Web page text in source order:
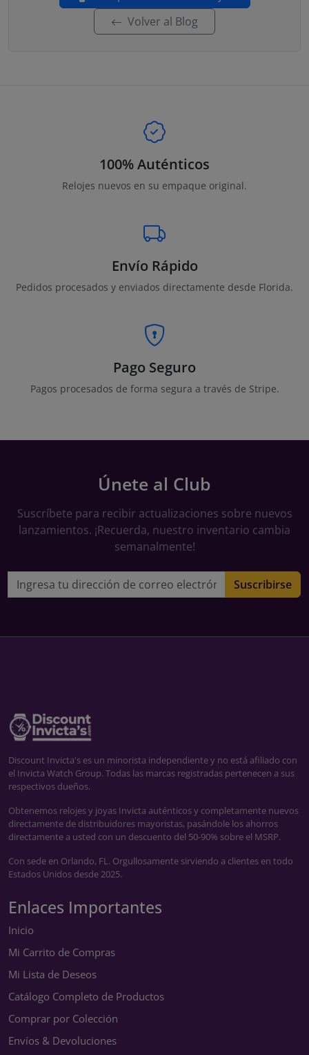
Volver al Blog
100% Auténticos
Relojes nuevos en su empaque original.
Envío Rápido
Pedidos procesados y enviados directamente desde Florida.
Pago Seguro
Pagos procesados de forma segura a través de Stripe.
Únete al Club
Suscríbete para recibir actualizaciones sobre nuevos
lanzamientos. ¡Recuerda, nuestro inventario cambia
semanalmente!
Dirección de correo electrónico Suscribirse
Discount Invicta's es un minorista independiente y no está afiliado con
el Invicta Watch Group. Todas las marcas registradas pertenecen a sus
respectivos dueños.
Obtenemos relojes y joyas Invicta auténticos y completamente nuevos
directamente de distribuidores mayoristas, pasándole los ahorros
directamente a usted con un descuento del 50-90% sobre el MSRP.
Con sede en Orlando, FL. Orgullosamente sirviendo a clientes en todo
Estados Unidos desde 2025.
Enlaces Importantes
Inicio
Mi Carrito de Compras
Mi Lista de Deseos
Catálogo Completo de Productos
Comprar por Colección
Envíos & Devoluciones